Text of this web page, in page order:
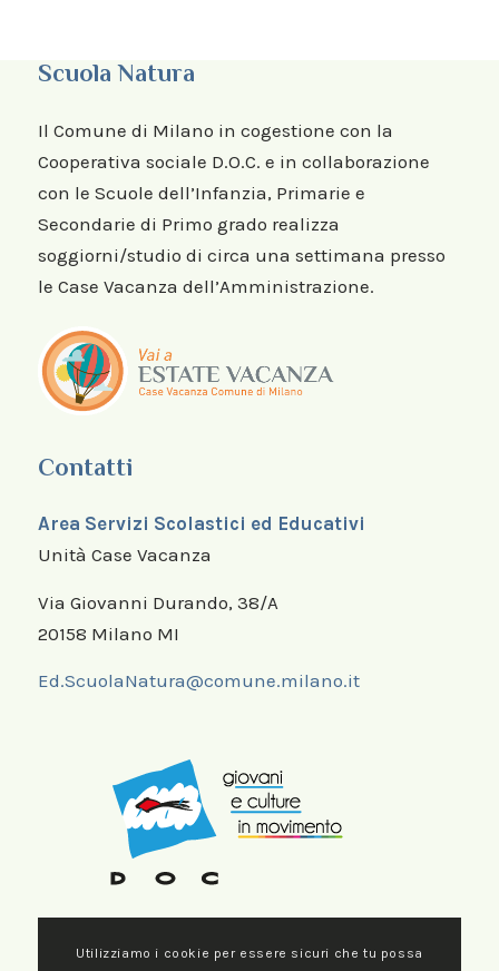
Scuola Natura
Il Comune di Milano in cogestione con la
Cooperativa sociale D.O.C. e in collaborazione
con le Scuole dell’Infanzia, Primarie e
Secondarie di Primo grado realizza
soggiorni/studio di circa una settimana presso
le Case Vacanza dell’Amministrazione.
Contatti
Area Servizi Scolastici ed Educativi
Unità Case Vacanza
Via Giovanni Durando, 38/A
20158 Milano MI
Ed.ScuolaNatura@comune.milano.it
Utilizziamo i cookie per essere sicuri che tu possa